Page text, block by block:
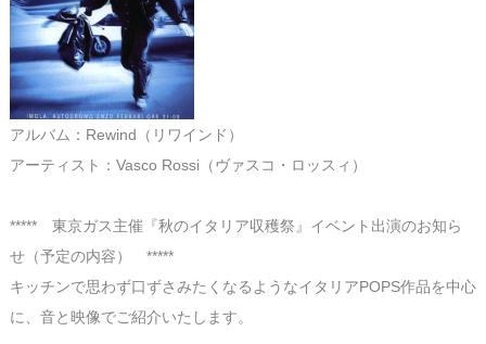
アルバム：Rewind（リワインド）
アーティスト：Vasco Rossi（ヴァスコ・ロッスィ）
***** 東京ガス主催『秋のイタリア収穫祭』イベント出演のお知ら
せ（予定の内容） *****
キッチンで思わず口ずさみたくなるようなイタリアPOPS作品を中心
に、音と映像でご紹介いたします。